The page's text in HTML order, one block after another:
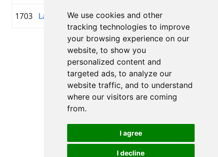
We use cookies and other
tracking technologies to improve
your browsing experience on our
website, to show you
personalized content and
targeted ads, to analyze our
website traffic, and to understand
where our visitors are coming
from.
I agree
I decline
1703 Laura Čivča 1979 01:40:52.8
Lapa 1 no 1
Kopā 11 Rezultāti
Atpakaļ uz rezultātiem
Visas tiesības aizsargātas. DistantRace